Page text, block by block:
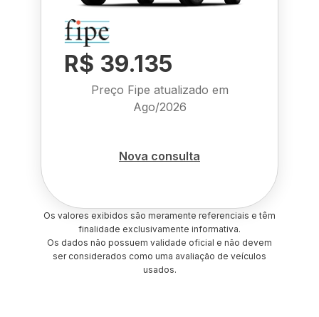
R$ 39.135
Preço Fipe atualizado em
Ago/2026
Nova consulta
Os valores exibidos são meramente referenciais e têm
finalidade exclusivamente informativa.
Os dados não possuem validade oficial e não devem
ser considerados como uma avaliação de veículos
usados.